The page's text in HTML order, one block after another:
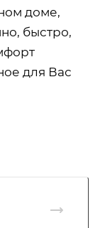
доме,
быстро,
для Вас